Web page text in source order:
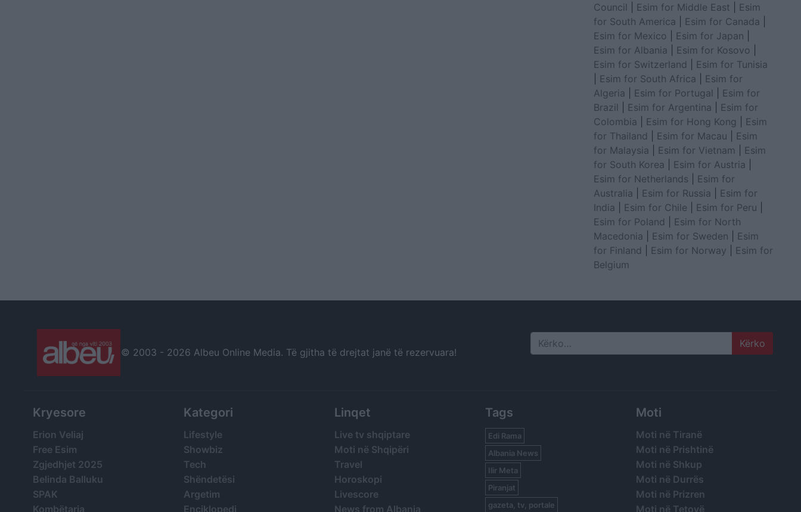
Council
Esim for Middle East
Esim
for South America
Esim for Canada
Esim for Mexico
Esim for Japan
Esim for Albania
Esim for Kosovo
Esim for Switzerland
Esim for Tunisia
Esim for South Africa
Esim for
Algeria
Esim for Portugal
Esim for
Brazil
Esim for Argentina
Esim for
Colombia
Esim for Hong Kong
Esim
for Thailand
Esim for Macau
Esim
for Malaysia
Esim for Vietnam
Esim
for South Korea
Esim for Austria
Esim for Netherlands
Esim for
Australia
Esim for Russia
Esim for
India
Esim for Chile Esim for Peru
Esim for Poland
Esim for North
Macedonia
Esim for Sweden
Esim
for Finland
Esim for Norway
Esim for
Belgium
© 2003 - 2026 Albeu Online Media. Të gjitha të drejtat janë të rezervuara! Search
Kryesore
Erion Veliaj
Free Esim
Zgjedhjet 2025
Belinda Balluku
SPAK
Kombëtarja
Kategori
Lifestyle
Showbiz
Tech
Shëndetësi
Argetim
Enciklopedi
Linqet
Live tv shqiptare
Moti në Shqipëri
Travel
Horoskopi
Livescore
News from Albania
Tags
Edi Rama
Albania News
Ilir Meta
Piranjat
gazeta, tv, portale
Moti
Moti në Tiranë
Moti në Prishtinë
Moti në Shkup
Moti në Durrës
Moti në Prizren
Moti në Tetovë